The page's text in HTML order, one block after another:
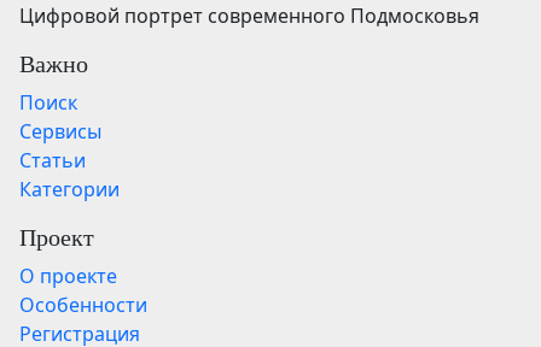
Цифровой портрет современного Подмосковья
Важно
Поиск
Сервисы
Статьи
Категории
Проект
О проекте
Особенности
Регистрация